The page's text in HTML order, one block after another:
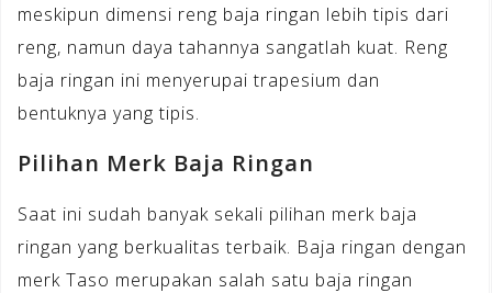
meskipun dimensi reng baja ringan lebih tipis dari
reng, namun daya tahannya sangatlah kuat. Reng
baja ringan ini menyerupai trapesium dan
bentuknya yang tipis.
Pilihan Merk Baja Ringan
Saat ini sudah banyak sekali pilihan merk baja
ringan yang berkualitas terbaik. Baja ringan dengan
merk Taso merupakan salah satu baja ringan